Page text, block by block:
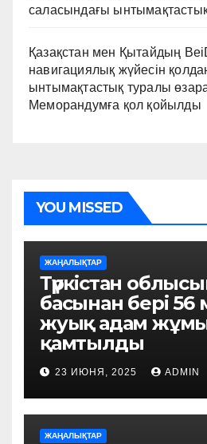
саласындағы
Қазақстан мен Қытайдың
навигациялық жүйесін
ынтымақтастық туралы өзара
Меморандумға қол қойылды
YOU MISSED
ЖАҢАЛЫҚТАР
Түркістан
басынан бері 56
жуық адам
қамтылды
23 ИЮНЯ, 2025 ADMIN
ЖАҢАЛЫҚТАР